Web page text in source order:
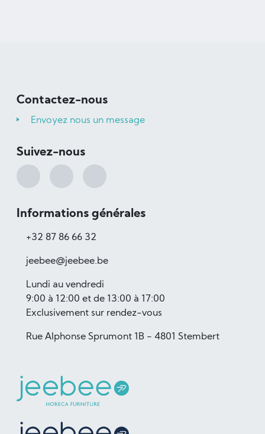
Contactez-nous
Envoyez nous un message
Suivez-nous
Informations générales
+32 87 86 66 32
jeebee@jeebee.be
Lundi au vendredi
9:00 à 12:00 et de 13:00 à 17:00
Exclusivement sur rendez-vous
Rue Alphonse Sprumont 1B - 4801 Stembert